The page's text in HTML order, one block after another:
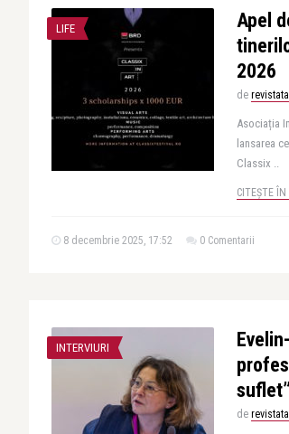
LIFE
Apel
2026
de
Asociația
lansarea
Classix ..
CITEȘTE
8 decembrie 2025, 17:52 0 Comentarii
INTERVIURI
de